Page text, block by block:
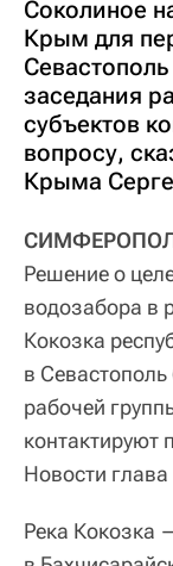
Соколиное
Крым для
заседания
субъектов
вопросу,
Крыма
Решение о
водозабора в
Кокозка
в Севастополь
рабочей
контактируют
Новости
Река Кокозка